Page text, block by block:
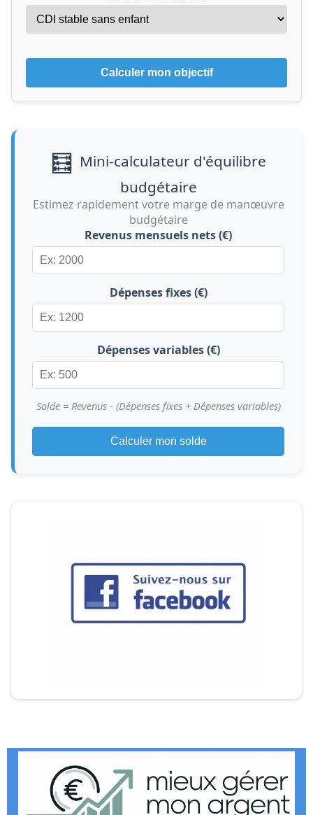
Calculer mon objectif
🧮 Mini-calculateur d'équilibre
budgétaire
Estimez rapidement votre marge de manœuvre
budgétaire
Revenus mensuels nets (€)
Dépenses fixes (€)
Dépenses variables (€)
Solde = Revenus - (Dépenses fixes + Dépenses variables)
Calculer mon solde